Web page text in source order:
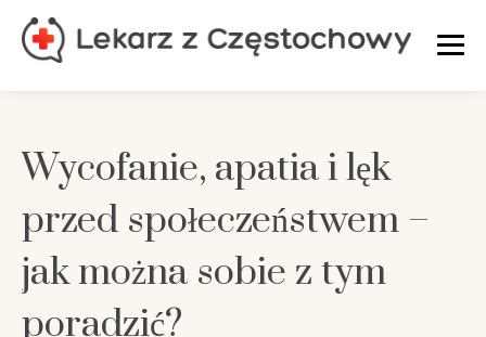
Wycofanie, apatia i lęk
przed społeczeństwem –
jak można sobie z tym
poradzić?